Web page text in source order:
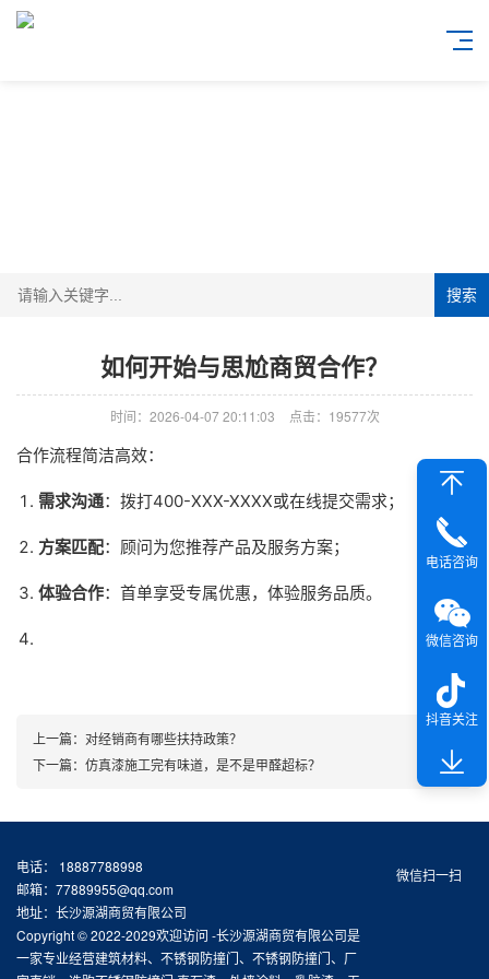
搜索
如何开始与思尬商贸合作？
时间：2026-04-07 20:11:03 点击：19577次
合作流程简洁高效：
需求沟通：拨打400-XXX-XXXX或在线提交需求；
方案匹配：顾问为您推荐产品及服务方案；
体验合作：首单享受专属优惠，体验服务品质。
上一篇： 对经销商有哪些扶持政策？
下一篇： 仿真漆施工完有味道，是不是甲醛超标？
微信扫一扫
电话： 18887788998
邮箱：77889955@qq.com
地址：长沙源湖商贸有限公司
Copyright © 2022-2029欢迎访问 -长沙源湖商贸有限公司是
一家专业经营建筑材料、不锈钢防撞门、不锈钢防撞门、厂
电话咨询
微信咨询
抖音关注